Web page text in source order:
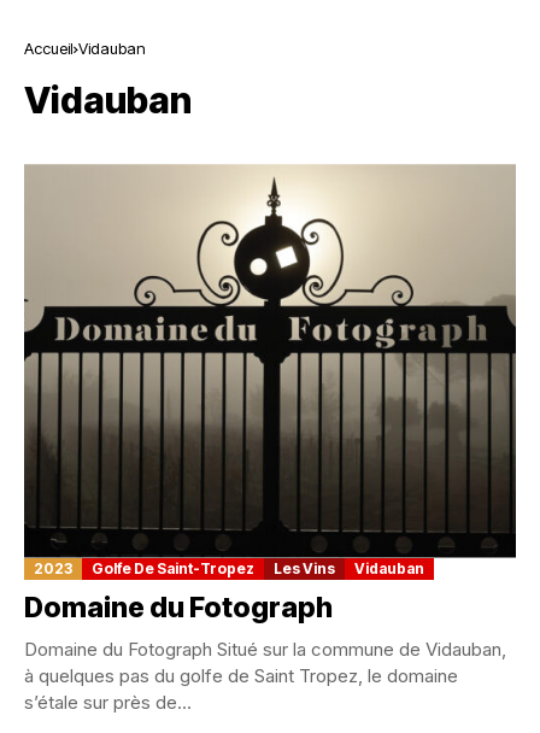
Accueil Vidauban
Vidauban
2023 Golfe De Saint-Tropez Les Vins Vidauban
Domaine du Fotograph
Domaine du Fotograph Situé sur la commune de Vidauban,
à quelques pas du golfe de Saint Tropez, le domaine
s’étale sur près de...